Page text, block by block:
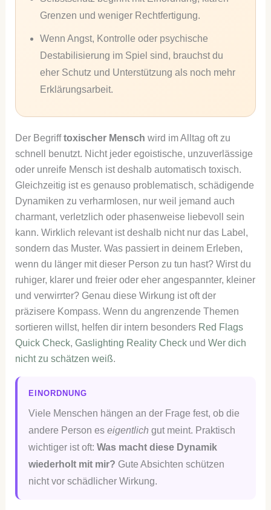
Grenzen und weniger Rechtfertigung.
Wenn Angst, Kontrolle oder psychische
Destabilisierung im Spiel sind, brauchst du
eher Schutz und Unterstützung als noch mehr
Erklärungsarbeit.
Der Begrifftoxischer Mensch wird im Alltag oft zu
schnell benutzt. Nicht jeder egoistische, unzuverlässige
oder unreife Mensch ist deshalb automatisch toxisch.
Gleichzeitig ist es genauso problematisch, schädigende
Dynamiken zu verharmlosen, nur weil jemand auch
charmant, verletzlich oder phasenweise liebevoll sein
kann. Wirklich relevant ist deshalb nicht nur das Label,
sondern das Muster. Was passiert in deinem Erleben,
wenn du länger mit dieser Person zu tun hast? Wirst du
ruhiger, klarer und freier oder eher angespannter, kleiner
und verwirrter? Genau diese Wirkung ist oft der
präzisere Kompass. Wenn du angrenzende Themen
sortieren willst, helfen dir intern besonders Red Flags
Quick Check, Gaslighting Reality Checkund Wer dich
nicht zu schätzen weiß.
EINORDNUNG
Viele Menschen hängen an der Frage fest, ob die
andere Person es eigentlich gut meint. Praktisch
wichtiger ist oft: Was macht diese Dynamik
wiederholt mit mir? Gute Absichten schützen
nicht vor schädlicher Wirkung.